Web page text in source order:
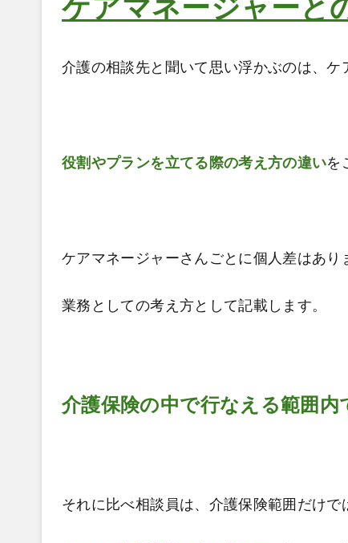
ケアマネージャーと
介護の相談先と聞いて思い浮かぶのは、ケ
役割やプランを立てる際の考え方の違いを
ケアマネージャーさんごとに個人差はあり
業務としての考え方として記載します。
介護保険の中で行なえる範囲内
それに比べ相談員は、介護保険範囲だけで